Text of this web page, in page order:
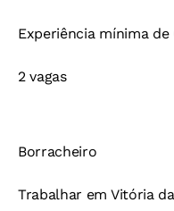
Experiência mínima
2 vagas
Borracheiro
Trabalhar em Vitória